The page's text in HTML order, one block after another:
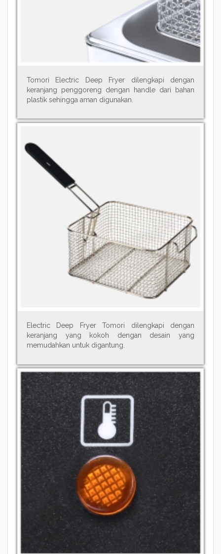
Tomori Electric Deep Fryer dilengkapi dengan
keranjang penggoreng dengan handle dari bahan
plastik sehingga aman digunakan.
Electric Deep Fryer Tomori dilengkapi dengan
keranjang yang kokoh dengan desain yang
memudahkan untuk digantung.